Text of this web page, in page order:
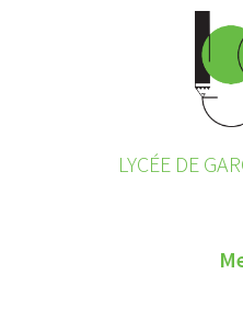
LYCÉE DE